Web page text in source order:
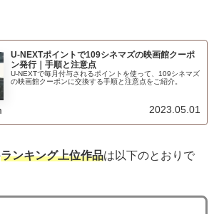
U-NEXTポイントで109シネマズの映画館クーポ
ン発行｜手順と注意点
U-NEXTで毎月付与されるポイントを使って、109シネマズ
の映画館クーポンに交換する手順と注意点をご紹介。
2023.05.01
ランキング上位作品は以下のとおりで